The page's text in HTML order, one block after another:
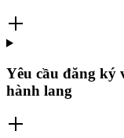
Yêu cầu đăng ký
hành lang